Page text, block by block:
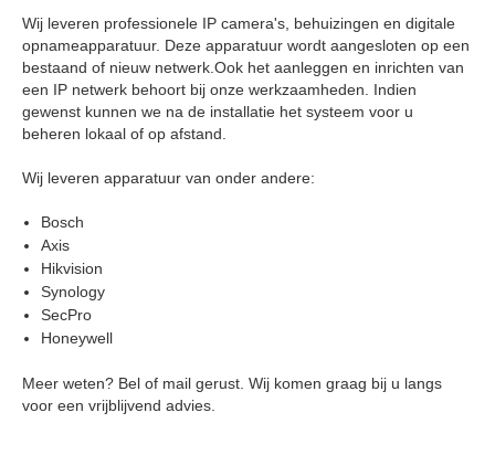
Wij leveren professionele IP camera's, behuizingen en digitale
opnameapparatuur. Deze apparatuur wordt aangesloten op een
bestaand of nieuw netwerk.Ook het aanleggen en inrichten van
een IP netwerk behoort bij onze werkzaamheden. Indien
gewenst kunnen we na de installatie het systeem voor u
beheren lokaal of op afstand.
Wij leveren apparatuur van onder andere:
Bosch
Axis
Hikvision
Synology
SecPro
Honeywell
Meer weten? Bel of mail gerust. Wij komen graag bij u langs
voor een vrijblijvend advies.